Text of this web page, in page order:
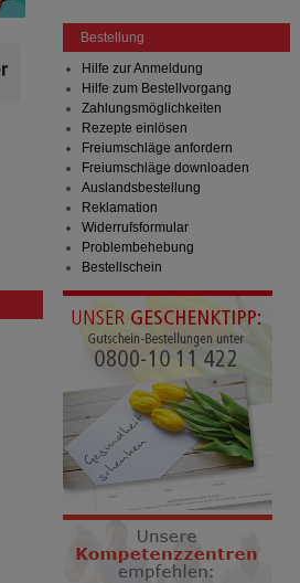
Bestellung
Hilfe zur Anmeldung
Hilfe zum Bestellvorgang
Zahlungsmöglichkeiten
Rezepte einlösen
Freiumschläge anfordern
Freiumschläge downloaden
Auslandsbestellung
Reklamation
Widerrufsformular
Problembehebung
Bestellschein